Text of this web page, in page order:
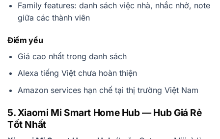
Family features: danh sách việc nhà, nhắc nhở, note
giữa các thành viên
Điểm yếu
Giá cao nhất trong danh sách
Alexa tiếng Việt chưa hoàn thiện
Amazon services hạn chế tại thị trường Việt Nam
5. Xiaomi Mi Smart Home Hub — Hub Giá Rẻ
Tốt Nhất